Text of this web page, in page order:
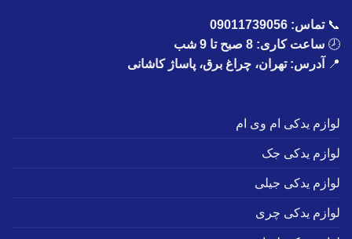
📞تماس: 09011739056
🕗 ساعت کاری: 8 صبح تا 9 شب
📍
آدرس: تهران، چراغ برق، پاساژ کاشانی
لوازم یدکی ام وی ام
لوازم یدکی جک
لوازم یدکی جیلی
لوازم یدکی چری